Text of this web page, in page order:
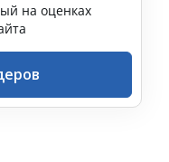
на оценках